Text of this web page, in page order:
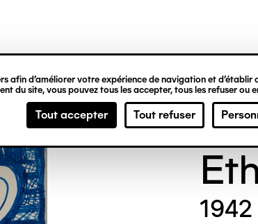
afin d’améliorer votre expérience de navigation et d’établir
du site, vous pouvez tous les accepter, tous les refuser ou
Tout accepter Tout refuser
1942